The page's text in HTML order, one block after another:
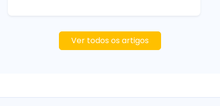
Ver todos os artigos